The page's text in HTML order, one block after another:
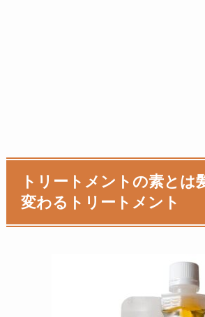
トリートメントの素とは
変わるトリートメント